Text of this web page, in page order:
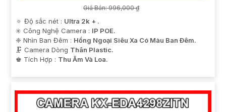
Giá Bán: 996,000 ₫
🔅 Độ sắc nét : Ultra 2k + .
✳️ Công Nghệ Camera : IP POE.
❈ Nhìn Ban Đêm : Hồng Ngoại Siêu Xa Có Màu Ban Ðêm.
🗜️ Camera Dòng Thân Plastic.
️♚ Tích Hợp : Thu Âm Và Loa.